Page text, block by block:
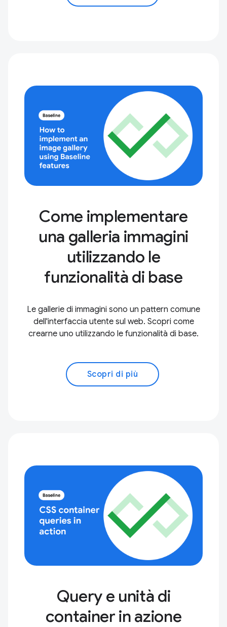
Come implementare
una galleria immagini
utilizzando le
funzionalità di base
Le gallerie di immagini sono un pattern comune
dell'interfaccia utente sul web. Scopri come
crearne uno utilizzando le funzionalità di base.
Scopri di più
Query e unità di
container in azione